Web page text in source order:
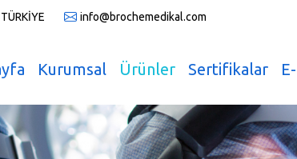
info@brochemedikal.com
Kurumsal Ürünler Sertifikalar